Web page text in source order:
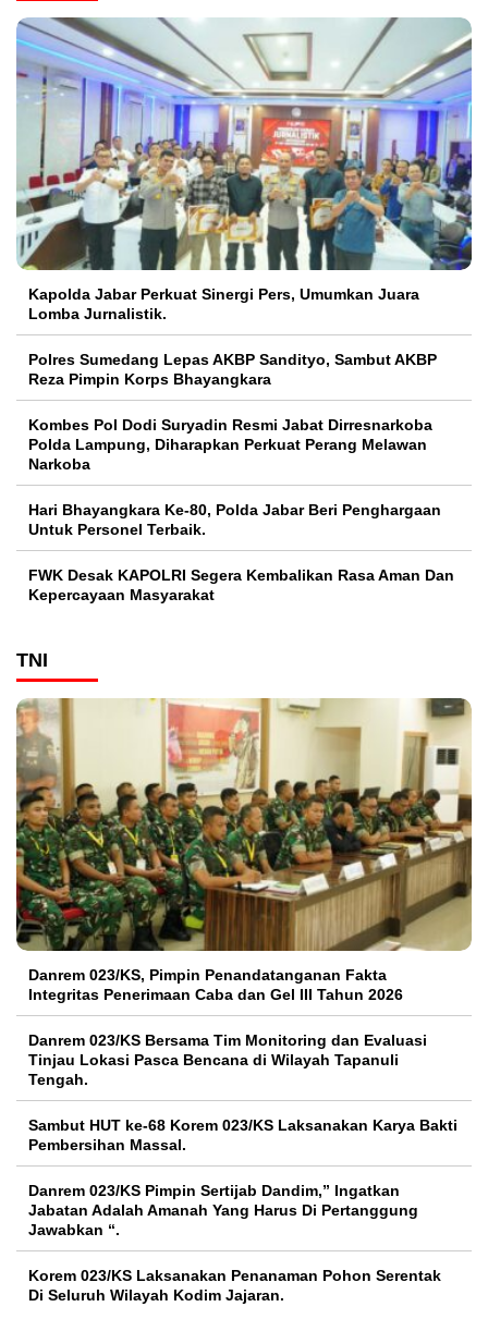
Kapolda Jabar Perkuat Sinergi Pers, Umumkan Juara
Lomba Jurnalistik.
Polres Sumedang Lepas AKBP Sandityo, Sambut AKBP
Reza Pimpin Korps Bhayangkara
Kombes Pol Dodi Suryadin Resmi Jabat Dirresnarkoba
Polda Lampung, Diharapkan Perkuat Perang Melawan
Narkoba
Hari Bhayangkara Ke-80, Polda Jabar Beri Penghargaan
Untuk Personel Terbaik.
FWK Desak KAPOLRI Segera Kembalikan Rasa Aman Dan
Kepercayaan Masyarakat
TNI
Danrem 023/KS, Pimpin Penandatanganan Fakta
Integritas Penerimaan Caba dan Gel III Tahun 2026
Danrem 023/KS Bersama Tim Monitoring dan Evaluasi
Tinjau Lokasi Pasca Bencana di Wilayah Tapanuli
Tengah.
Sambut HUT ke-68 Korem 023/KS Laksanakan Karya Bakti
Pembersihan Massal.
Danrem 023/KS Pimpin Sertijab Dandim,” Ingatkan
Jabatan Adalah Amanah Yang Harus Di Pertanggung
Jawabkan “.
Korem 023/KS Laksanakan Penanaman Pohon Serentak
Di Seluruh Wilayah Kodim Jajaran.